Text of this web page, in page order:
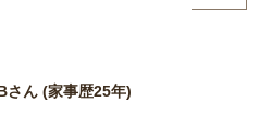
さん (家事歴25年)